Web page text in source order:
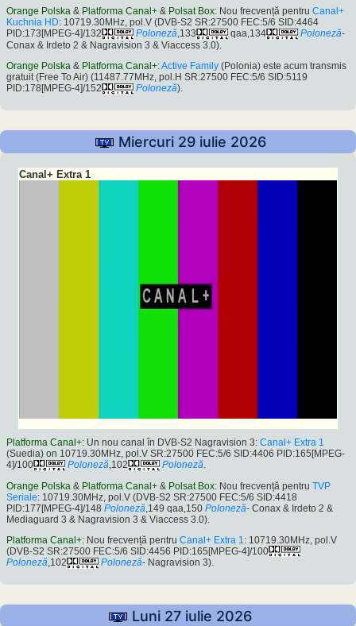
Orange Polska & Platforma Canal+ & Polsat Box: Nou frecvență pentru Canal+
Kuchnia HD: 10719.30MHz, pol.V (DVB-S2 SR:27500 FEC:5/6 SID:4464
PID:173[MPEG-4]/132
Poloneză,133 qaa,134 Poloneză-
Conax & Irdeto 2 & Nagravision 3 & Viaccess 3.0).
Orange Polska & Platforma Canal+:Active Family (Polonia) este acum transmis
gratuit (Free To Air) (11487.77MHz, pol.H SR:27500 FEC:5/6 SID:5119
PID:178[MPEG-4]/152
Poloneză).
Miercuri 29 iulie 2026
Canal+ Extra 1
Platforma Canal+: Un nou canal în DVB-S2 Nagravision 3: Canal+ Extra 1
(Suedia) on 10719.30MHz, pol.V SR:27500 FEC:5/6 SID:4406 PID:165[MPEG-
4]/100
Poloneză,102 Poloneză.
Orange Polska & Platforma Canal+ & Polsat Box: Nou frecvență pentru TVP
Seriale: 10719.30MHz, pol.V (DVB-S2 SR:27500 FEC:5/6 SID:4418
PID:177[MPEG-4]/148 Poloneză ,149 qaa,150 Poloneză- Conax & Irdeto 2 &
Mediaguard 3 & Nagravision 3 & Viaccess 3.0).
Platforma Canal+: Nou frecvență pentru Canal+ Extra 1 : 10719.30MHz, pol.V
(DVB-S2 SR:27500 FEC:5/6 SID:4456 PID:165[MPEG-4]/100
Poloneză,102 Poloneză- Nagravision 3).
Luni 27 iulie 2026